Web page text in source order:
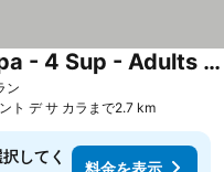
ン
Canyamel Park Hotel & Spa - 4 Sup - Adults Only +16
ト デ サ カラまで2.7 km
してく
料金を表示